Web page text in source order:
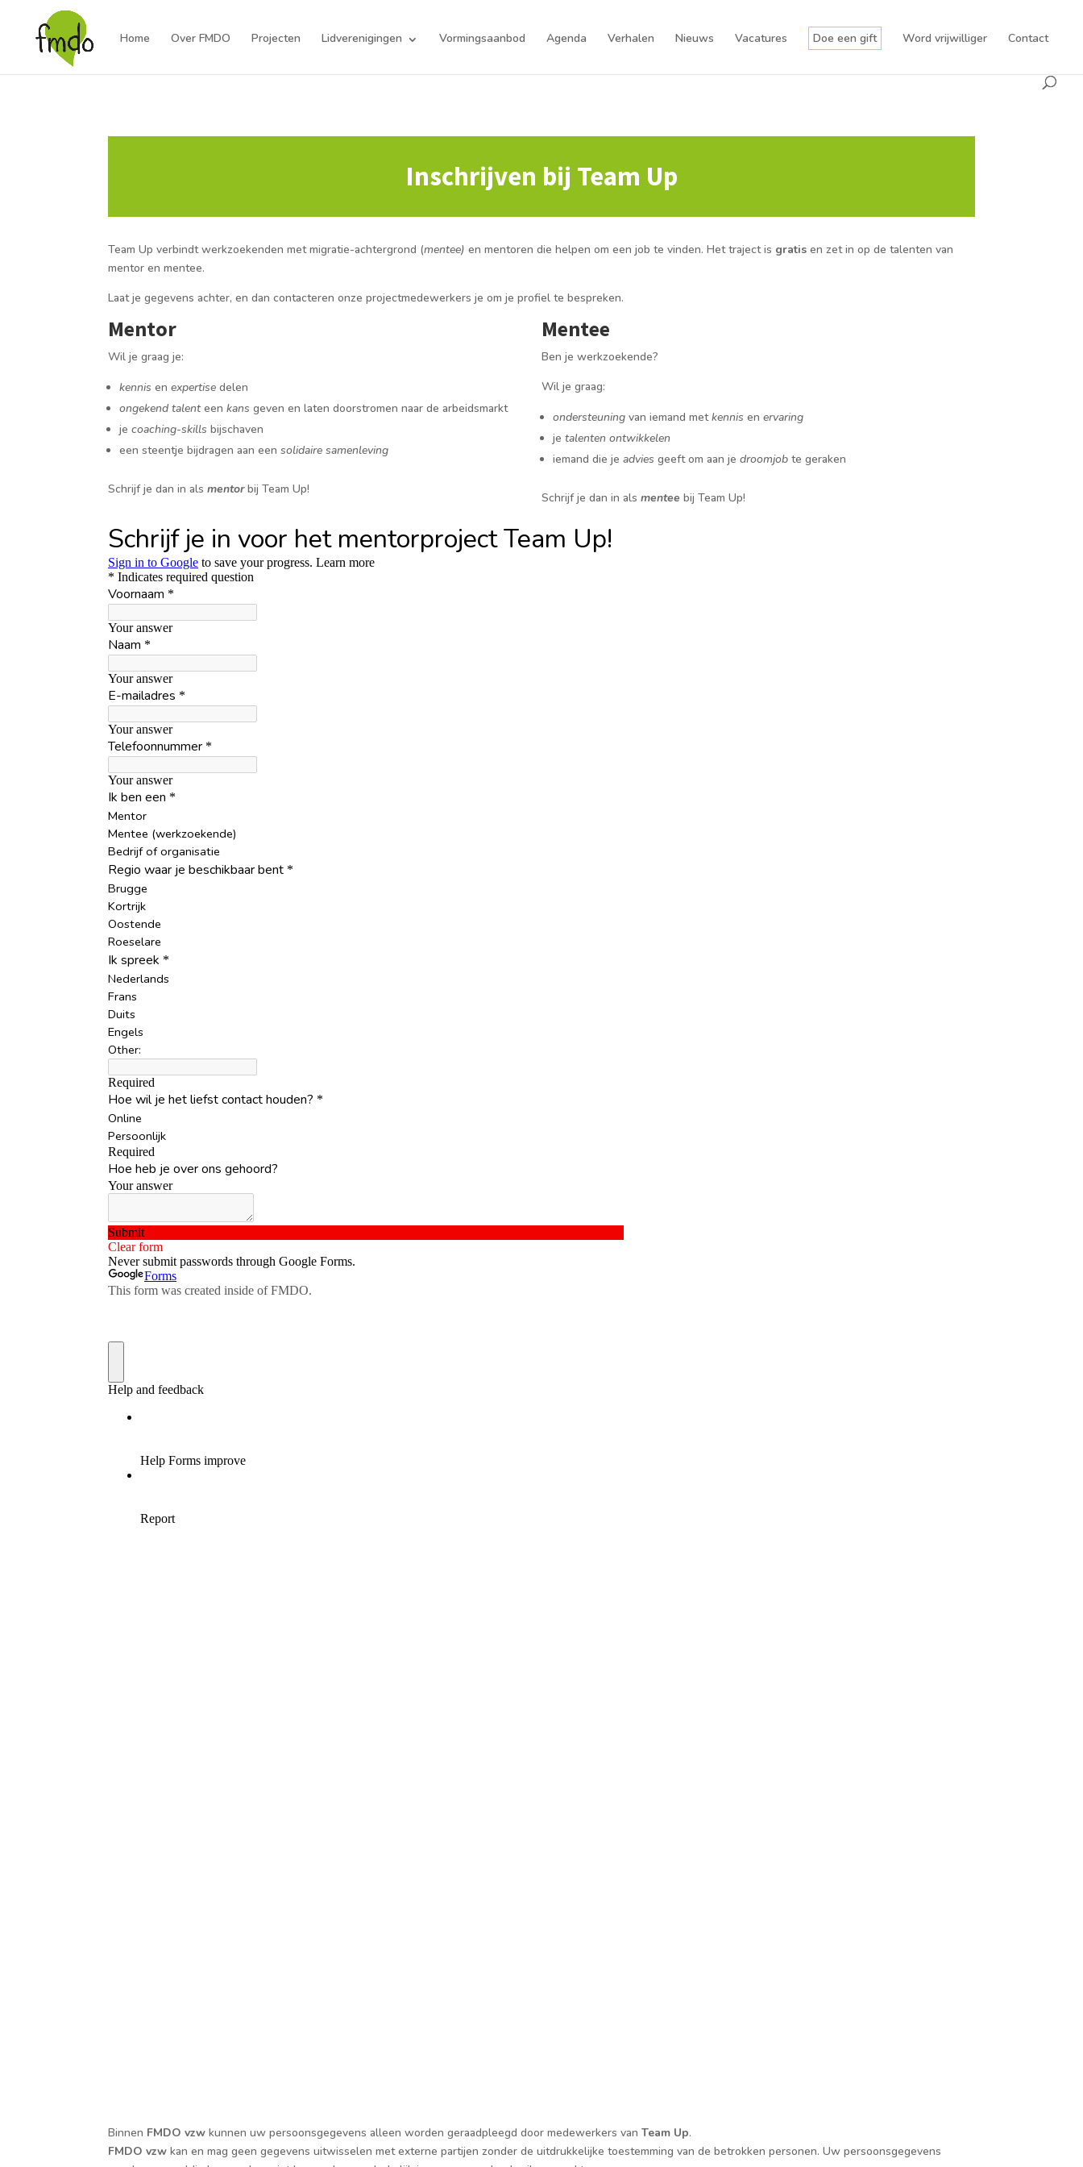
Home Over FMDO Projecten Lidverenigingen Vormingsaanbod Agenda Verhalen Nieuws Vacatures Doe een gift Word vrijwilliger Contact
Inschrijven bij Team Up
Team Up verbindt werkzoekenden met migratie-achtergrond (mentee)en mentoren die helpen om een job te vinden. Het traject is gratis en zet in op de talenten van
mentor en mentee.
Laat je gegevens achter, en dan contacteren onze projectmedewerkers je om je profiel te bespreken.
Mentor
Wil je graag je:
kennisenexpertisedelen
ongekend talenteenkansgeven en laten doorstromen naar de arbeidsmarkt
jecoaching-skills bijschaven
een steentje bijdragen aan eensolidaire samenleving
Schrijf je dan in alsmentorbij Team Up!
Mentee
Ben je werkzoekende?
Wil je graag:
ondersteuning van iemand metkennis en ervaring
je talenten ontwikkelen
iemand die je advies geeft om aan je droomjob te geraken
Schrijf je dan in als mentee bij Team Up!
Binnen FMDO vzwkunnen uw persoonsgegevens alleen worden geraadpleegd door medewerkers vanTeam Up.
FMDO vzw kan en mag geen gegevens uitwisselen met externe partijen zonder de uitdrukkelijke toestemming van de betrokken personen. Uw persoonsgegevens